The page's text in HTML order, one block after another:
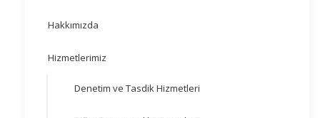
Hakkımızda
Hizmetlerimiz
Denetim ve Tasdik Hizmetleri